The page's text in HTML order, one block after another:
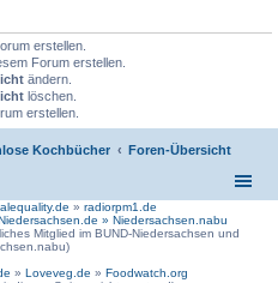
erstellen.
Forum erstellen.
ändern.
löschen.
erstellen.
Kochbücher Foren-Übersicht
» radiorpm1.de
» Niedersachsen.nabu
Mitglied im BUND-Niedersachsen und
» Loveveg.de » Foodwatch.org